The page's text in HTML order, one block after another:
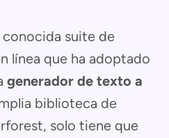
conocida suite de
línea que ha adoptado
generador de texto a
biblioteca de
solo tiene que